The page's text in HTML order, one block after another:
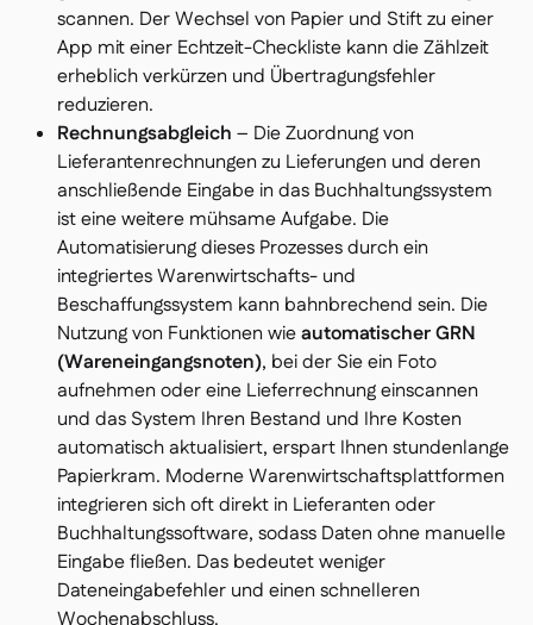
scannen. Der Wechsel von Papier und Stift zu einer
App mit einer Echtzeit-Checkliste kann die Zählzeit
erheblich verkürzen und Übertragungsfehler
reduzieren.
Rechnungsabgleich – Die Zuordnung von
Lieferantenrechnungen zu Lieferungen und deren
anschließende Eingabe in das Buchhaltungssystem
ist eine weitere mühsame Aufgabe. Die
Automatisierung dieses Prozesses durch ein
integriertes Warenwirtschafts- und
Beschaffungssystem kann bahnbrechend sein. Die
Nutzung von Funktionen wieautomatischer GRN
(Wareneingangsnoten), bei der Sie ein Foto
aufnehmen oder eine Lieferrechnung einscannen
und das System Ihren Bestand und Ihre Kosten
automatisch aktualisiert, erspart Ihnen stundenlange
Papierkram. Moderne Warenwirtschaftsplattformen
integrieren sich oft direkt in Lieferanten oder
Buchhaltungssoftware, sodass Daten ohne manuelle
Eingabe fließen. Das bedeutet weniger
Dateneingabefehler und einen schnelleren